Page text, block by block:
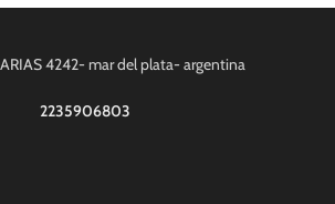
4242- mar del plata- argentina
2235906803